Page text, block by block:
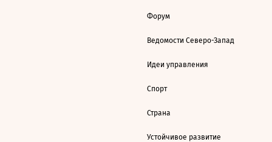
Форум
Ведомости Северо-Запад
Идеи управления
Спорт
Страна
Устойчивое развитие